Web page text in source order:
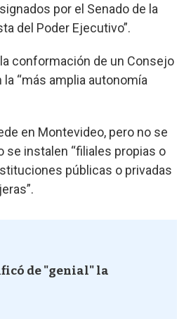
por el Senado de la
del Poder Ejecutivo”.
conformación de un Consejo
“más amplia autonomía
en Montevideo, pero no se
se instalen “filiales propias o
públicas o privadas
de "genial" la